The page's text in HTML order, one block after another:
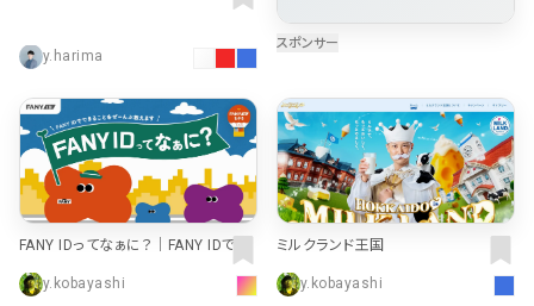
よくある質問
120
会社情報
70
カラー
ブルー・青
286
ホワイト・白
286
イエロー・黄色
112
オレンジ・橙色
85
ンテック株式会社｜新卒・キャリア採
y.harima
FANY IDってなぁに？｜FANY IDでで
y.kobayashi
ミルクランド王国
y.kobayashi